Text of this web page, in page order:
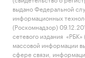
выдано Федеральной
информационных
(Роскомнадзор)
сетевого издания
массовой информации
сфере связи,